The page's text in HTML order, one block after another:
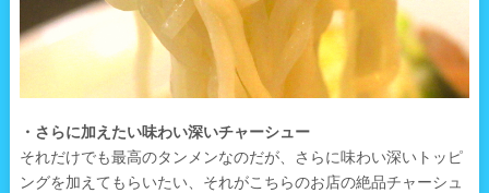
・さらに加えたい味わい深いチャーシュー
それだけでも最高のタンメンなのだが、さらに味わい深いトッピ
ングを加えてもらいたい、それがこちらのお店の絶品チャーシュ